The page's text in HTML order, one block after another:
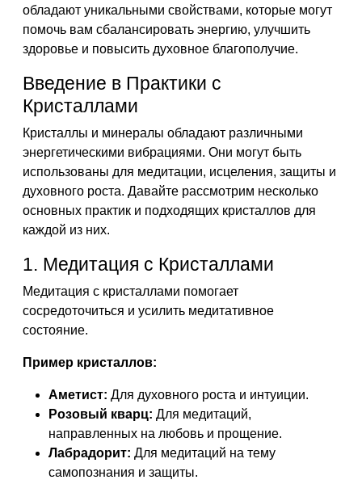
обладают уникальными свойствами, которые могут
помочь вам сбалансировать энергию, улучшить
здоровье и повысить духовное благополучие.
Введение в Практики с
Кристаллами
Кристаллы и минералы обладают различными
энергетическими вибрациями. Они могут быть
использованы для медитации, исцеления, защиты и
духовного роста. Давайте рассмотрим несколько
основных практик и подходящих кристаллов для
каждой из них.
1. Медитация с Кристаллами
Медитация с кристаллами помогает
сосредоточиться и усилить медитативное
состояние.
Пример кристаллов:
Аметист: Для духовного роста и интуиции.
Розовый кварц: Для медитаций,
направленных на любовь и прощение.
Лабрадорит: Для медитаций на тему
самопознания и защиты.